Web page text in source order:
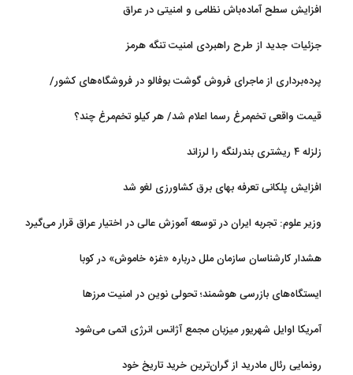
افزایش سطح آماده‌باش نظامی و امنیتی در عراق
جزئیات جدید از طرح راهبردی امنیت تنگه هرمز
پرده‌برداری از ماجرای فروش گوشت بوفالو در فروشگاه‌های کشور/
قیمت واقعی تخم‌مرغ رسما اعلام شد/ هر کیلو تخم‌مرغ چند؟
زلزله ۴ ریشتری بندرلنگه را لرزاند
افزایش پلکانی تعرفه بهای برق کشاورزی لغو شد
وزیر علوم: تجربه ایران در توسعه آموزش عالی در اختیار عراق قرار می‌گیرد
هشدار کارشناسان سازمان ملل درباره «غزه‌ خاموش» در کوبا
ایستگاه‌های بازرسی هوشمند؛ تحولی نوین در امنیت مرزها
آمریکا اوایل شهریور میزبان مجمع آژانس انرژی اتمی می‌شود
رونمایی رئال مادرید از گران‌ترین خرید تاریخ خود